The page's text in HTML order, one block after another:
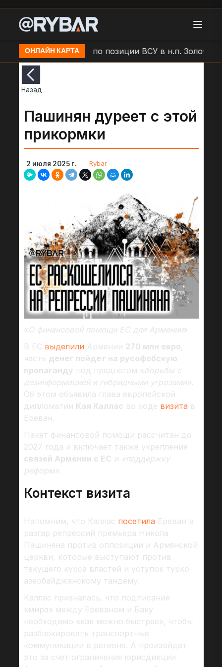
ОНЛАЙН КАРТА
БЛА "Молния" по позиции ВСУ в н.п. Золочев
Назад
Пашинян дуреет с этой
прикормки
2 июля 2025 г. Rybar
« О финансовой помощи ЕС для Армении»
В ЕС выделили Армении 270 млн евро,
часть денег пойдет на русофобскую
пропаганду под предлогом «борьбы с
дезинформацией и гибридными угрозами».
Об этом объявила глава европейской
дипломатии Кая Каллас во ходе визита в
Ереван.
Пакет финансовой помощи рассчитан до
2027 года и включает также укрепление
связей Армении с ЕС и «поддержку
реформ».
Контекст визита
Напомним, что Каллас посетила Ереван в
разгар репрессий премьера Никола
Пашиняна против оппозиции и Армянской
церкви, которые выступают против
текущего курса властей и уступок турко-
азербайджанскому тандему.
Каллас призналась, что подписание
«мира» между Ереваном и Баку
необходимо «как можно быстрее», чтобы
разблокировать транспортные
коммуникации в регионе. А произойдет
это за счет ограничения юрисдикции